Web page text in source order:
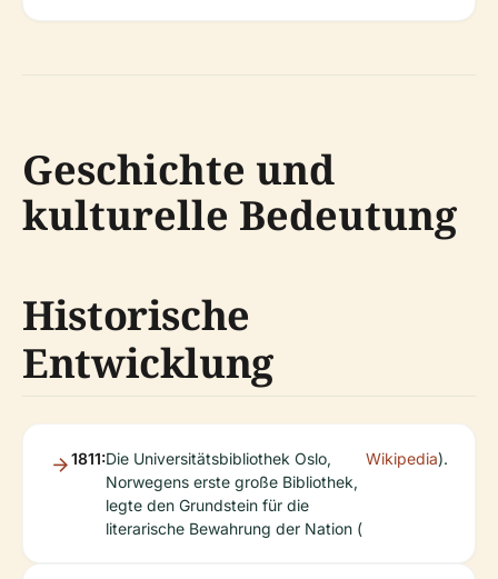
Geschichte und
kulturelle Bedeutung
Historische
Entwicklung
1811:Die Universitätsbibliothek Oslo,
Norwegens erste große Bibliothek,
legte den Grundstein für die
literarische Bewahrung der Nation (
Wikipedia).